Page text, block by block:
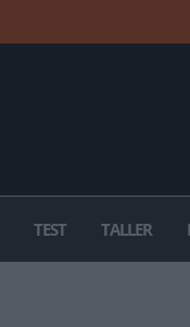
TEST TALLER